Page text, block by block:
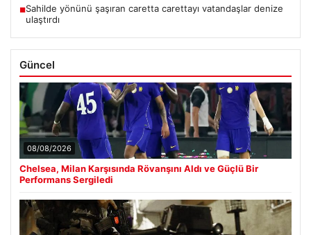
■Sahilde yönünü şaşıran caretta carettayı vatandaşlar denize
ulaştırdı
Güncel
08/08/2026
Chelsea, Milan Karşısında Rövanşını Aldı ve Güçlü Bir
Performans Sergiledi